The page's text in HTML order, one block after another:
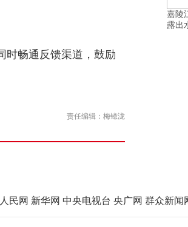
畅通反馈渠道，鼓励
责任编辑：梅镱泷
嘉陵
露出
人民网 新华网 中央电视台 央广网 群众新闻